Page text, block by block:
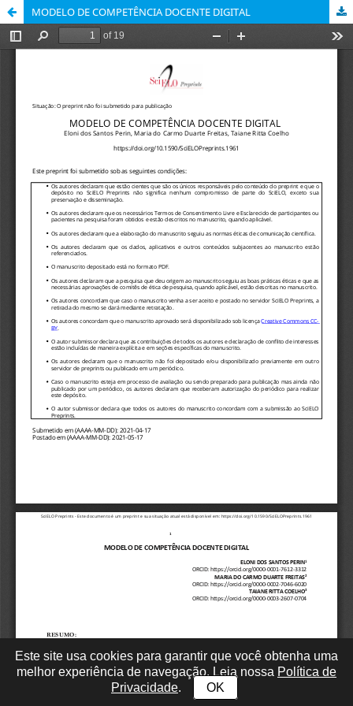
MODELO DE COMPETÊNCIA DOCENTE DIGITAL
Este site usa cookies para garantir que você obtenha uma
melhor experiência de navegação. Leia nossa Política de
Privacidade. OK